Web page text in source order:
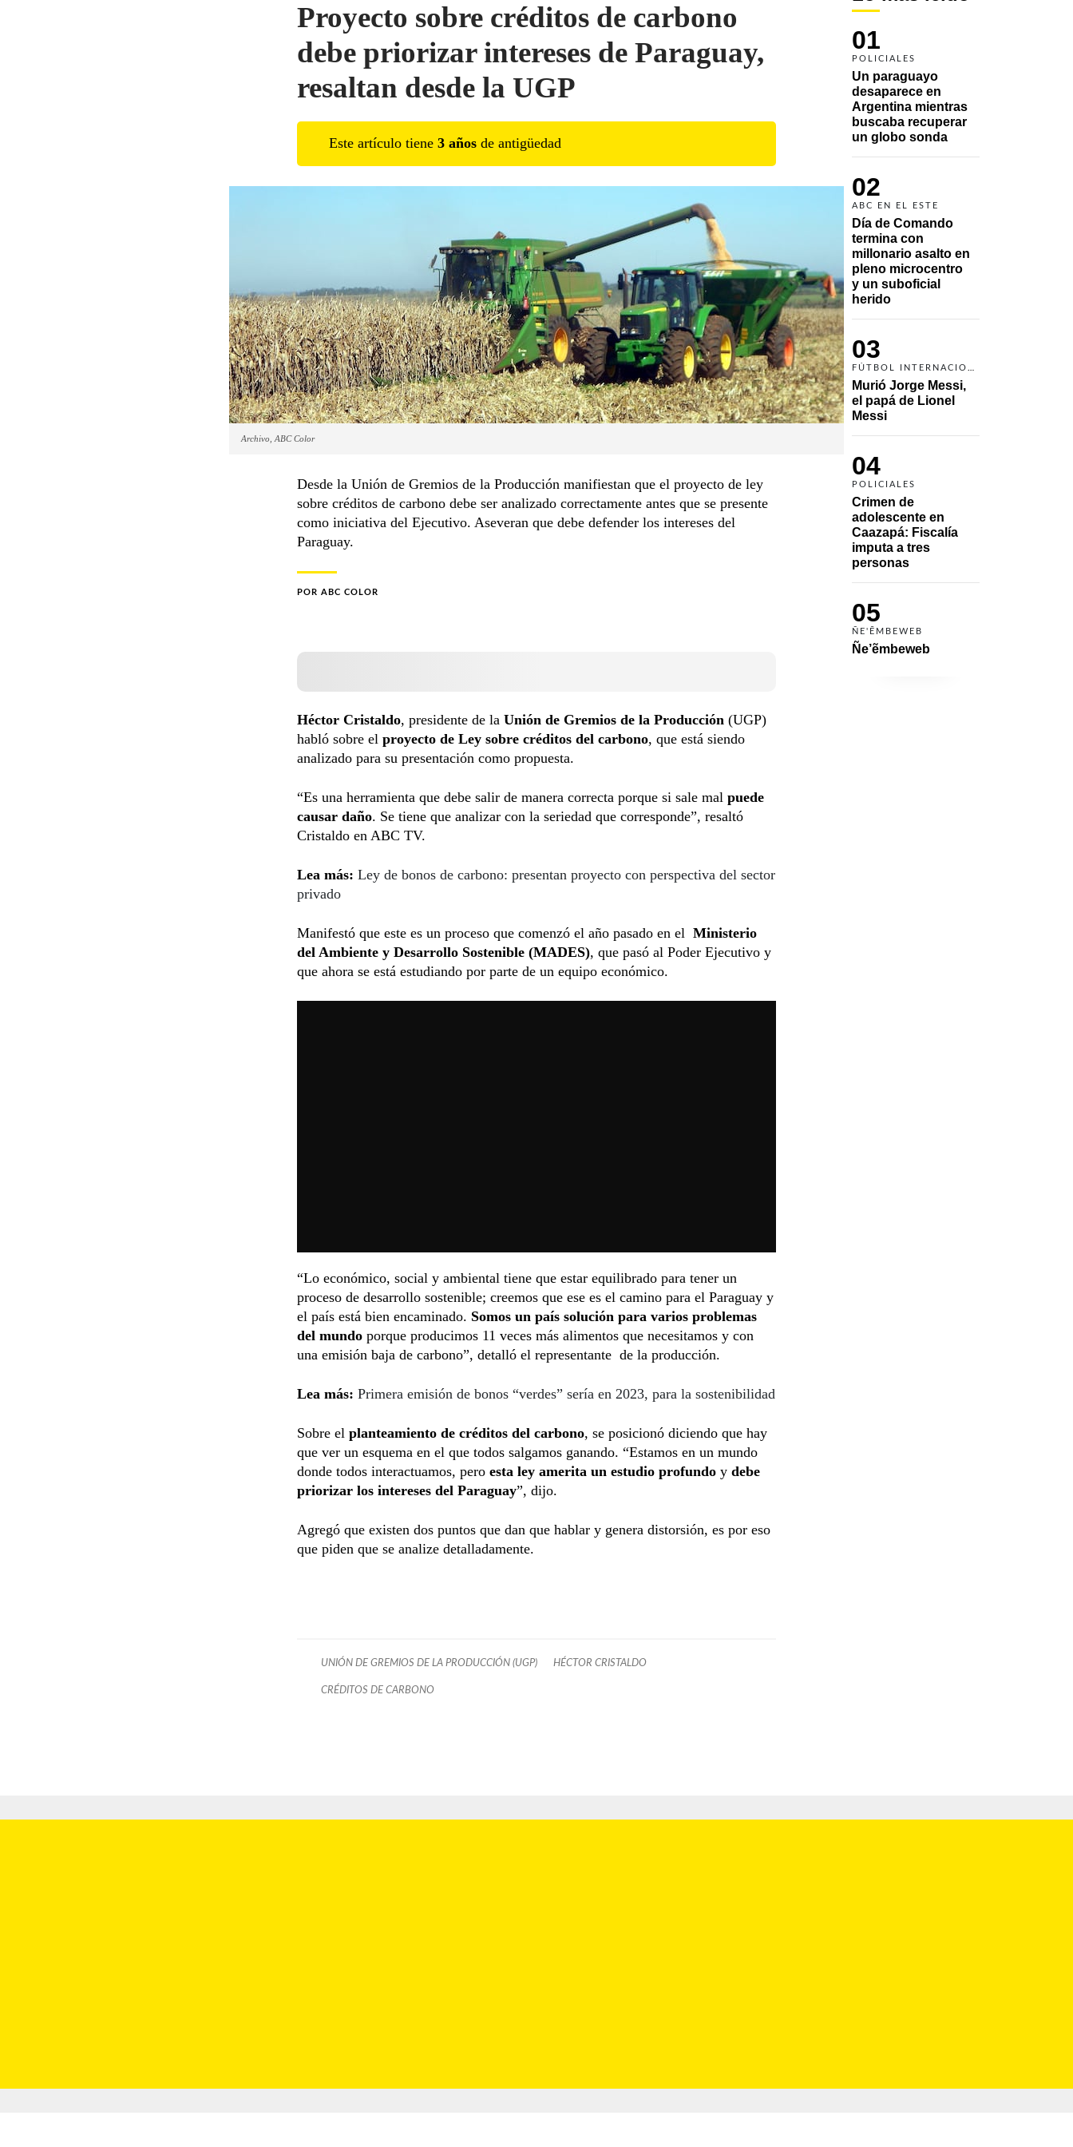
01
POLICIALES
Un paraguayo
desaparece en
Argentina mientras
buscaba recuperar
un globo sonda
02
ABC EN EL ESTE
Día de Comando
termina con
millonario asalto en
pleno microcentro
y un suboficial
herido
03
Murió Jorge Messi,
el papá de Lionel
Messi
04
POLICIALES
Crimen de
adolescente en
Caazapá: Fiscalía
imputa a tres
personas
05
ÑE'ẼMBEWEB
Ñe’ẽmbeweb
Proyecto sobre créditos de carbono
debe priorizar intereses de Paraguay,
resaltan desde la UGP
Este artículo tiene 3 años de antigüedad
Archivo, ABC Color
Desde la Unión de Gremios de la Producción manifiestan que el proyecto de ley
sobre créditos de carbono debe ser analizado correctamente antes que se presente
como iniciativa del Ejecutivo. Aseveran que debe defender los intereses del
Paraguay.
POR ABC COLOR
Héctor Cristaldo, presidente de la Unión de Gremios de la Producción (UGP)
habló sobre el proyecto de Ley sobre créditos del carbono, que está siendo
analizado para su presentación como propuesta.
“Es una herramienta que debe salir de manera correcta porque si sale mal puede
causar daño. Se tiene que analizar con la seriedad que corresponde”, resaltó
Cristaldo en ABC TV.
Lea más: Ley de bonos de carbono: presentan proyecto con perspectiva del sector
privado
Manifestó que este es un proceso que comenzó el año pasado en el Ministerio
del Ambiente y Desarrollo Sostenible (MADES), que pasó al Poder Ejecutivo y
que ahora se está estudiando por parte de un equipo económico.
“Lo económico, social y ambiental tiene que estar equilibrado para tener un
proceso de desarrollo sostenible; creemos que ese es el camino para el Paraguay y
el país está bien encaminado. Somos un país solución para varios problemas
del mundo porque producimos 11 veces más alimentos que necesitamos y con
una emisión baja de carbono”, detalló el representante de la producción.
Lea más: Primera emisión de bonos “verdes” sería en 2023, para la sostenibilidad
Sobre el planteamiento de créditos del carbono, se posicionó diciendo que hay
que ver un esquema en el que todos salgamos ganando. “Estamos en un mundo
donde todos interactuamos, pero esta ley amerita un estudio profundo y debe
priorizar los intereses del Paraguay”, dijo.
Agregó que existen dos puntos que dan que hablar y genera distorsión, es por eso
que piden que se analize detalladamente.
UNIÓN DE GREMIOS DE LA PRODUCCIÓN (UGP) HÉCTOR CRISTALDO
CRÉDITOS DE CARBONO